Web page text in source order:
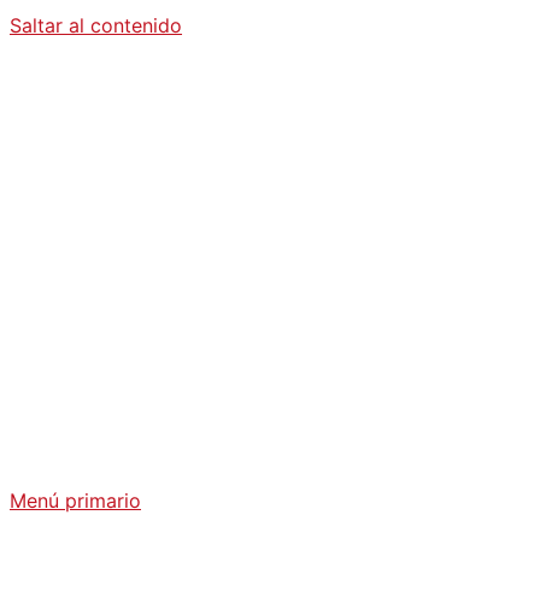
Saltar al contenido
Menú primario